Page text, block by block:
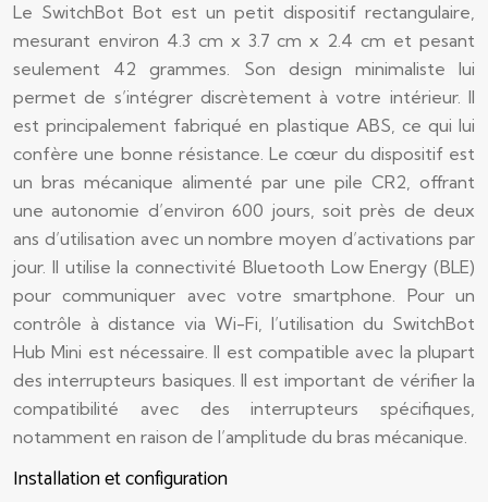
Le SwitchBot Bot est un petit dispositif rectangulaire,
mesurant environ 4.3 cm x 3.7 cm x 2.4 cm et pesant
seulement 42 grammes. Son design minimaliste lui
permet de s’intégrer discrètement à votre intérieur. Il
est principalement fabriqué en plastique ABS, ce qui lui
confère une bonne résistance. Le cœur du dispositif est
un bras mécanique alimenté par une pile CR2, offrant
une autonomie d’environ 600 jours, soit près de deux
ans d’utilisation avec un nombre moyen d’activations par
jour. Il utilise la connectivité Bluetooth Low Energy (BLE)
pour communiquer avec votre smartphone. Pour un
contrôle à distance via Wi-Fi, l’utilisation du SwitchBot
Hub Mini est nécessaire. Il est compatible avec la plupart
des interrupteurs basiques. Il est important de vérifier la
compatibilité avec des interrupteurs spécifiques,
notamment en raison de l’amplitude du bras mécanique.
Installation et configuration